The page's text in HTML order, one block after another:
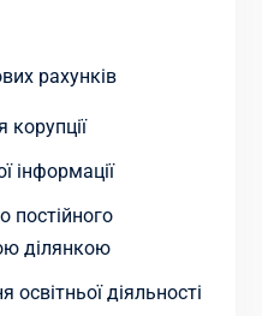
рахунків
корупції
інформації
постійного
ділянкою
освітньої діяльності